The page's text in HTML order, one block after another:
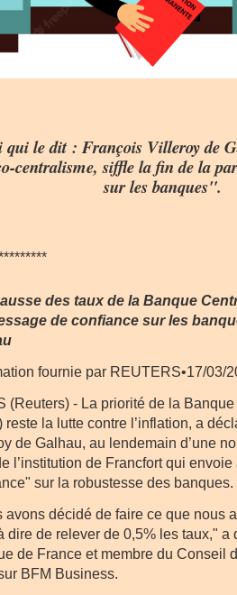
qui le dit : François Villeroy de
centralisme, siffle la fin de la
sur les banques".
des taux de la Banque
de confiance sur les
fournie par REUTERS•17/03/
(Reuters) - La priorité de la
reste la lutte contre l’inflation, a
de Galhau, au lendemain d’une
l’institution de Francfort qui
sur la robustesse des banques.
avons décidé de faire ce que nous
dire de relever de 0,5% les taux,"
de France et membre du Conseil
BFM Business.